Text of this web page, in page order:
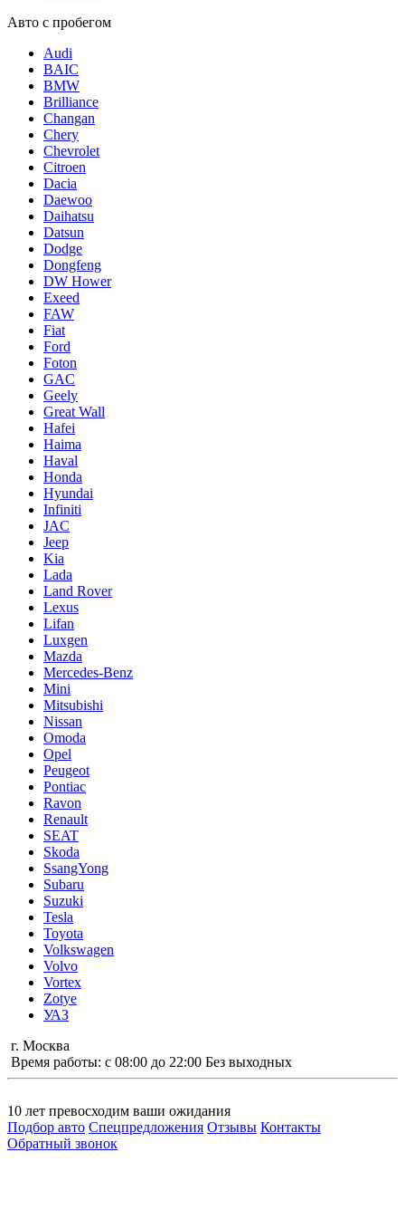
Авто с пробегом
Audi
BAIC
BMW
Brilliance
Changan
Chery
Chevrolet
Citroen
Dacia
Daewoo
Daihatsu
Datsun
Dodge
Dongfeng
DW Hower
Exeed
FAW
Fiat
Ford
Foton
GAC
Geely
Great Wall
Hafei
Haima
Haval
Honda
Hyundai
Infiniti
JAC
Jeep
Kia
Lada
Land Rover
Lexus
Lifan
Luxgen
Mazda
Mercedes-Benz
Mini
Mitsubishi
Nissan
Omoda
Opel
Peugeot
Pontiac
Ravon
Renault
SEAT
Skoda
SsangYong
Subaru
Suzuki
Tesla
Toyota
Volkswagen
Volvo
Vortex
Zotye
УАЗ
г. Москва
Время работы: с 08:00 до 22:00 Без выходных
10 лет превосходим ваши ожидания
Подбор авто Спецпредложения Отзывы Контакты
Обратный звонок